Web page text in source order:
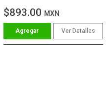
$893.00 MXN
Ver Detalles